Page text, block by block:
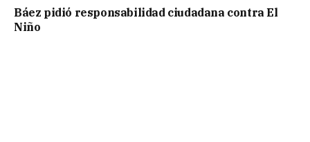
Báez pidió responsabilidad ciudadana contra El
Niño